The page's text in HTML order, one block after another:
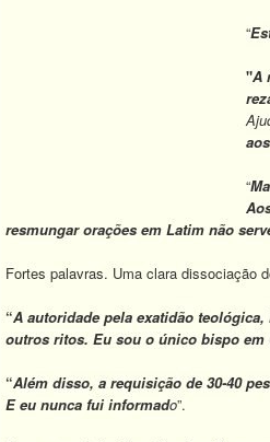
“
"A
“
resmungar orações em Latim não
Fortes palavras. Uma clara dissociação
“A autoridade pela exatidão
outros ritos. Eu sou o único bispo em
“Além disso, a requisição de 30-40
E eu nunca fui informado”.